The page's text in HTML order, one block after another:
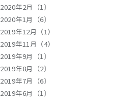
2020年2月（1）
2020年1月（6）
2019年12月（1）
2019年11月（4）
2019年9月（1）
2019年8月（2）
2019年7月（6）
2019年6月（1）